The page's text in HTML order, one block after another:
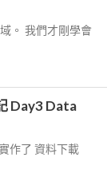
。 我們才剛學會
Day3 Data
作了 資料下載